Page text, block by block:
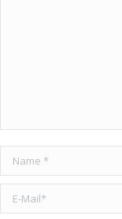
Name *
E-Mail *